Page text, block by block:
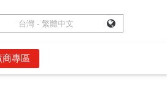
台灣 - 繁體中文
商專區
台灣 - 繁體中文
商專區